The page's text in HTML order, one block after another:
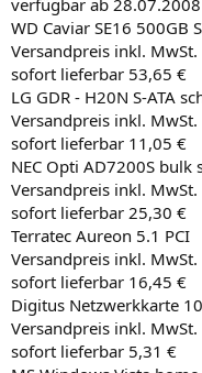
verfügbar ab
WD Caviar SE16 500GB
Versandpreis inkl.
sofort lieferbar 53,65 €
LG GDR - H20N S-ATA
Versandpreis inkl.
sofort lieferbar 11,05 €
NEC Opti AD7200S bulk
Versandpreis inkl.
sofort lieferbar 25,30 €
Terratec Aureon 5.1 PCI
Versandpreis inkl.
sofort lieferbar 16,45 €
Digitus Netzwerkkarte
Versandpreis inkl.
sofort lieferbar 5,31 €